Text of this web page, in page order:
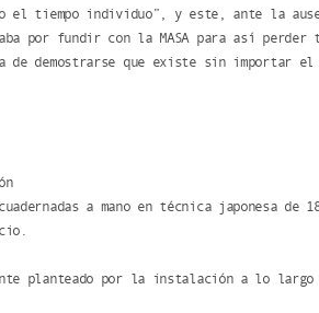
tiempo individuo”, y este, ante la
por fundir con la MASA para así perder
de demostrarse que existe sin importar el
a mano en técnica japonesa
planteado por la instalación a lo